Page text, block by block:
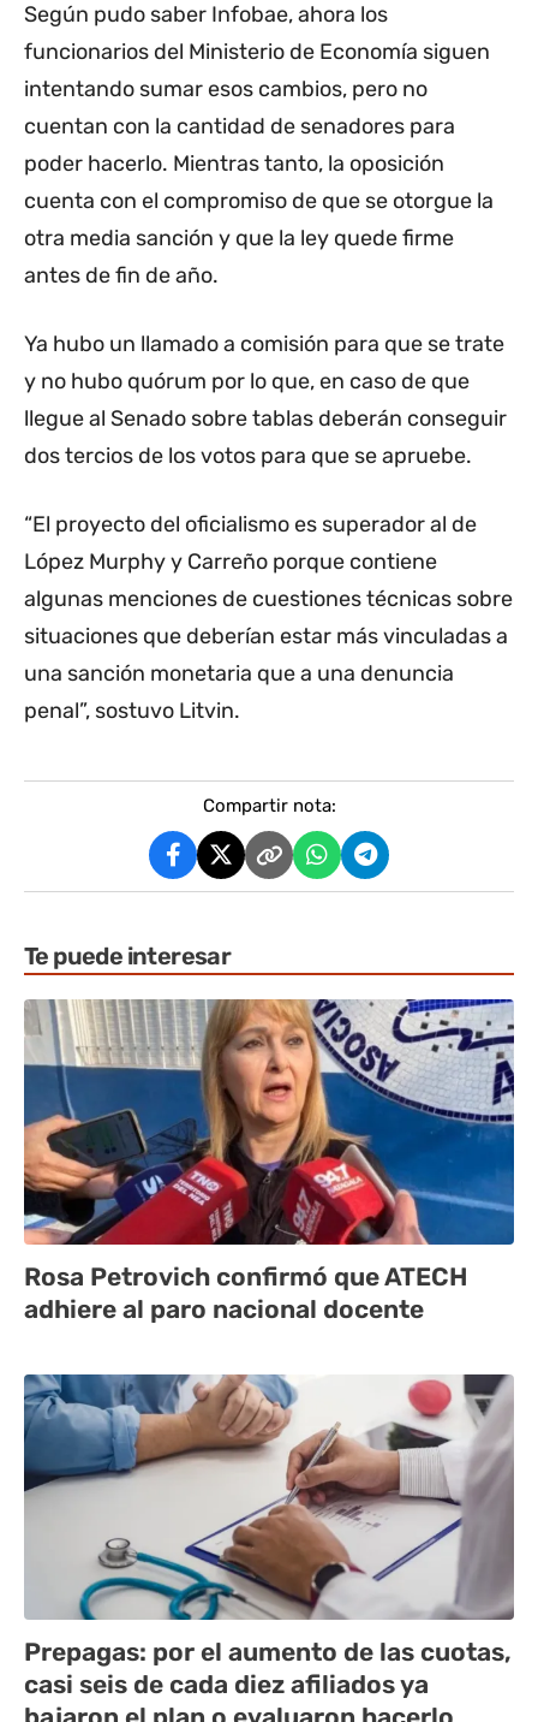
Según pudo saber Infobae, ahora los
funcionarios del Ministerio de Economía siguen
intentando sumar esos cambios, pero no
cuentan con la cantidad de senadores para
poder hacerlo. Mientras tanto, la oposición
cuenta con el compromiso de que se otorgue la
otra media sanción y que la ley quede firme
antes de fin de año.
Ya hubo un llamado a comisión para que se trate
y no hubo quórum por lo que, en caso de que
llegue al Senado sobre tablas deberán conseguir
dos tercios de los votos para que se apruebe.
“El proyecto del oficialismo es superador al de
López Murphy y Carreño porque contiene
algunas menciones de cuestiones técnicas sobre
situaciones que deberían estar más vinculadas a
una sanción monetaria que a una denuncia
penal”, sostuvo Litvin.
Compartir nota:
Te puede interesar
Rosa Petrovich confirmó que ATECH
adhiere al paro nacional docente
Prepagas: por el aumento de las cuotas,
casi seis de cada diez afiliados ya